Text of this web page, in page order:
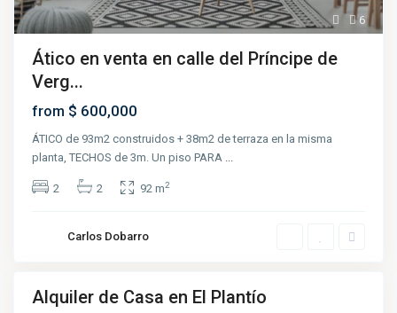
6
Ático en venta en calle del Príncipe de
Verg...
from $ 600,000
ÁTICO de 93m2 construidos + 38m2 de terraza en la misma
planta, TECHOS de 3m. Un piso PARA
2 2 92 m2
Carlos Dobarro
d
J
Alquiler de Casa en El Plantío